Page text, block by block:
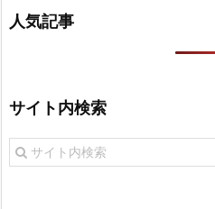
人気記事
サイト内検索